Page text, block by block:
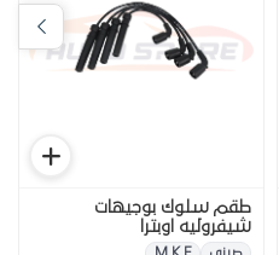
طقم سلوك بوجيهات
شيفروليه اوبترا